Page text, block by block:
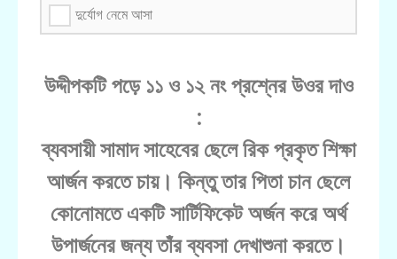
দুর্যোগ নেমে আসা
উদ্দীপকটি পড়ে ১১ ও ১২ নং প্রশ্নের উওর দাও
:
ব্যবসায়ী সামাদ সাহেবের ছেলে রিক প্রকৃত শিক্ষা
আর্জন করতে চায়। কিন্তু তার পিতা চান ছেলে
কোনোমতে একটি সার্টিফিকেট অর্জন করে অর্থ
উপার্জনের জন্য তাঁর ব্যবসা দেখাশুনা করতে।